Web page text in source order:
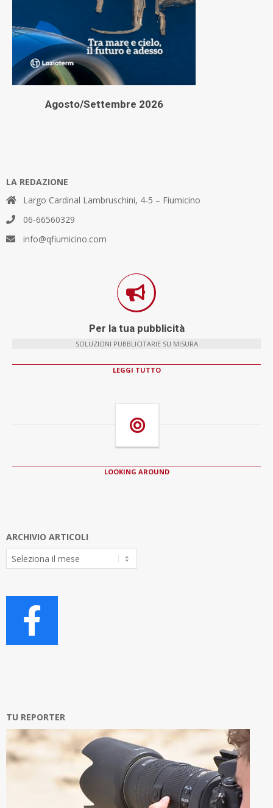
Agosto/Settembre 2026
LA REDAZIONE
Largo Cardinal Lambruschini, 4-5 – Fiumicino
06-66560329
info@qfiumicino.com
Per la tua pubblicità
SOLUZIONI PUBBLICITARIE SU MISURA
LEGGI TUTTO
LOOKING AROUND
ARCHIVIO ARTICOLI
Archivio
Articoli
TU REPORTER